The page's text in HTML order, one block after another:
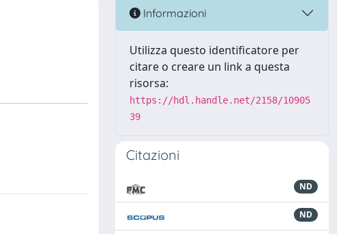
Informazioni
Utilizza questo identificatore per
citare o creare un link a questa
risorsa:
https://hdl.handle.net/2158/10905
39
Citazioni
ND
ND